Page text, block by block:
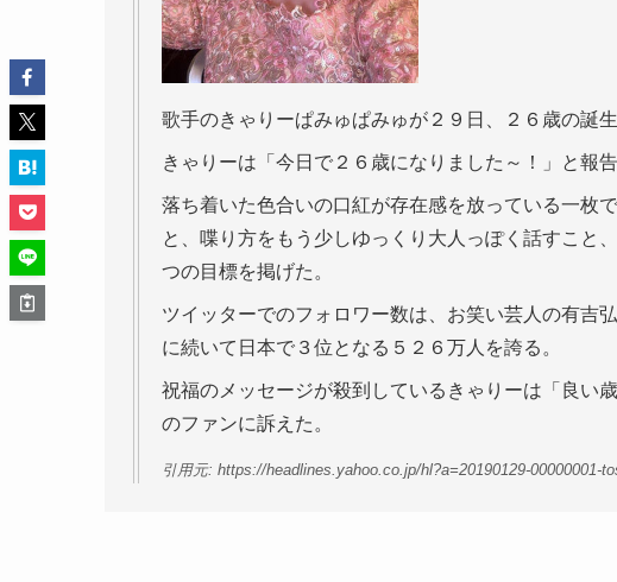
歌手のきゃりーぱみゅぱみゅが２９日、２６歳の誕
きゃりーは「今日で２６歳になりました～！」と報
落ち着いた色合いの口紅が存在感を放っている一枚
と、喋り方をもう少しゆっくり大人っぽく話すこと
つの目標を掲げた。
ツイッターでのフォロワー数は、お笑い芸人の有吉
に続いて日本で３位となる５２６万人を誇る。
祝福のメッセージが殺到しているきゃりーは「良い
のファンに訴えた。
引用元: https://headlines.yahoo.co.jp/hl?a=20190129-00000001-